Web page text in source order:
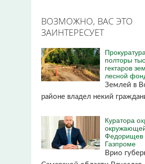
ВОЗМОЖНО, ВАС ЭТО
ЗАИНТЕРЕСУЕТ
полторы
гектаров
лесной
Землей в
районе владел некий
Куратора
Федорищев
Газпроме
Врио